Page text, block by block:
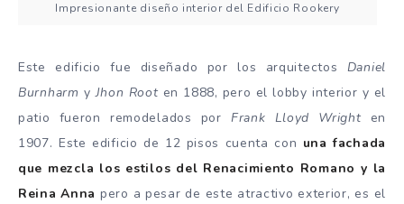
Impresionante diseño interior del Edificio Rookery
Este edificio fue diseñado por los arquitectos Daniel
Burnharm yJhon Root en 1888, pero el lobby interior y el
patio fueron remodelados por Frank Lloyd Wright en
1907. Este edificio de 12 pisos cuenta con una fachada
que mezcla los estilos del Renacimiento Romano y la
Reina Anna pero a pesar de este atractivo exterior, es el